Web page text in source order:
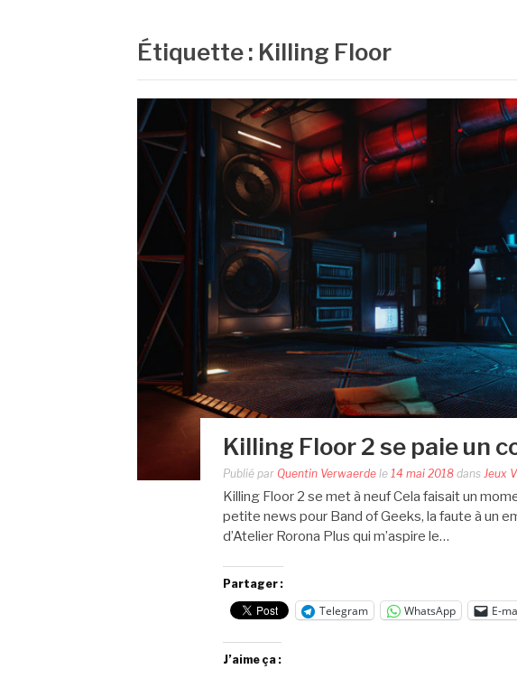
Étiquette : Killing Floor
Killing Floor 2 se paie un
Publié par Quentin Verwaerde le 14 mai 2018 dans Jeux
Killing Floor 2 se met à neuf Cela faisait un
petite news pour Band of Geeks, la faute à un
d’Atelier Rorona Plus qui m’aspire le…
Partager :
Telegram WhatsApp E-
J’aime ça :